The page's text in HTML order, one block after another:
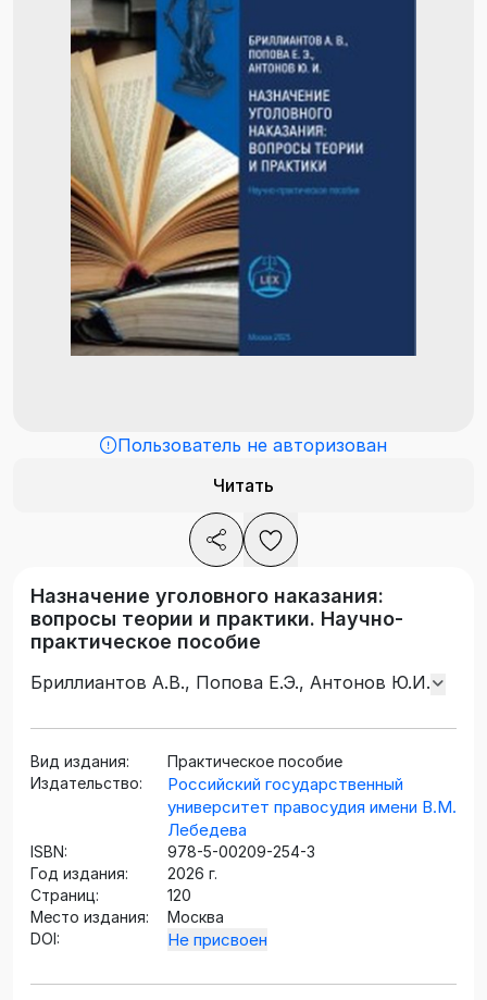
Пользователь не авторизован
Читать
Назначение уголовного наказания:
вопросы теории и практики. Научно-
практическое пособие
Бриллиантов А.В., Попова Е.Э., Антонов Ю.И.
Вид издания:
Практическое пособие
Издательство:
Российский государственный
университет правосудия имени В.М.
Лебедева
ISBN:
978-5-00209-254-3
Год издания:
2026 г.
Страниц:
120
Место издания:
Москва
DOI:
Не присвоен